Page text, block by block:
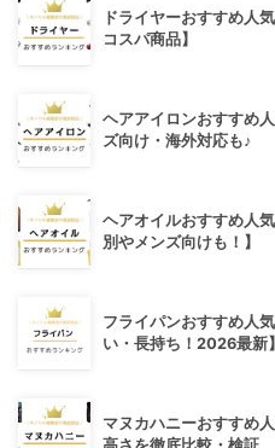
ドライヤーおすすめ人
コスパ商品】
ヘアアイロンおすすめ
ズ向け・海外対応も♪
ヘアオイルおすすめ人
別やメンズ向けも！】
フライパンおすすめ人
い・長持ち！2026最新】
マヌカハニーおすすめ